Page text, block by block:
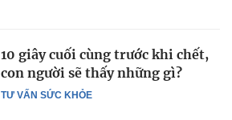
TƯ VẤN SỨC KHỎE
10 giây cuối cùng trước khi chết,
con người sẽ thấy những gì?